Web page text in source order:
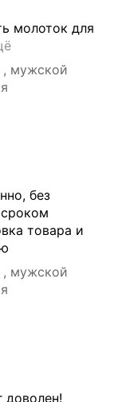
молоток для
мужской
без
товара и
мужской
доволен!